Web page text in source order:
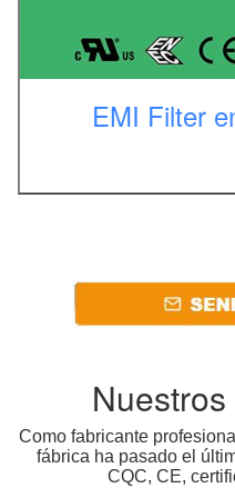
EMI Filter
Como fabricante
fábrica ha pasado el
CQC, CE,